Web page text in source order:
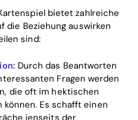
bietet zahlreiche
die Beziehung auswirken
sind:
Durch das Beantworten
Fragen werden
die oft im hektischen
Es schafft einen
jenseits der